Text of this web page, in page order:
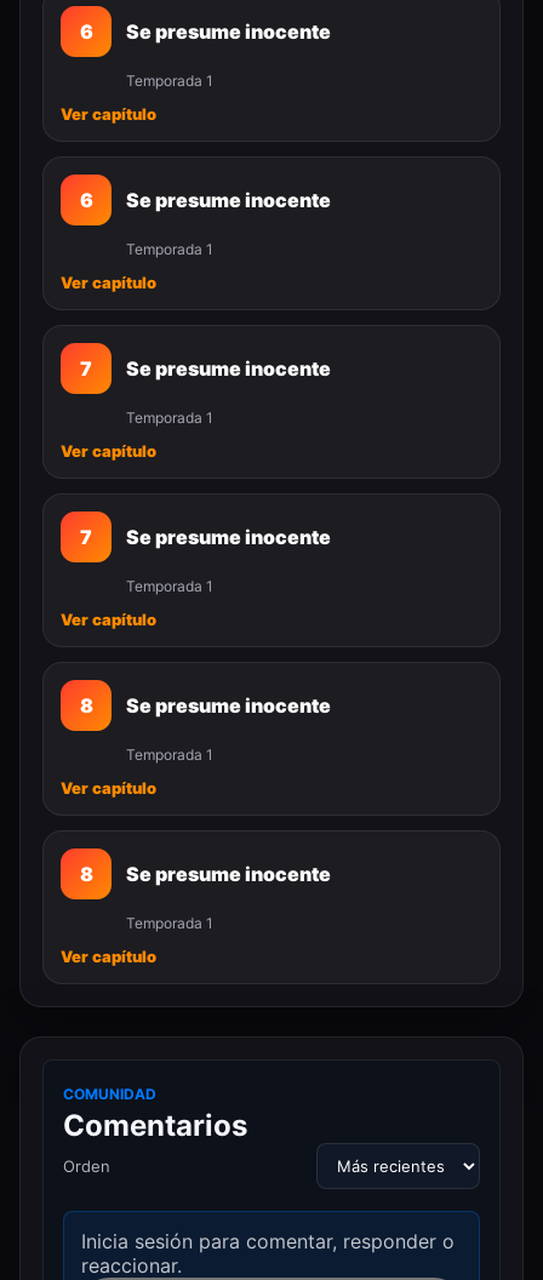
6 Se presume inocente
Temporada 1
Ver capítulo
6 Se presume inocente
Temporada 1
Ver capítulo
7 Se presume inocente
Temporada 1
Ver capítulo
7 Se presume inocente
Temporada 1
Ver capítulo
8 Se presume inocente
Temporada 1
Ver capítulo
8 Se presume inocente
Temporada 1
Ver capítulo
COMUNIDAD
Comentarios
Orden
Inicia sesión para comentar, responder o
reaccionar.